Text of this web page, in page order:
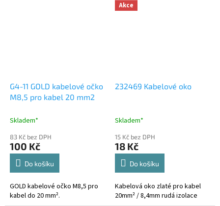
G4-11 GOLD kabelové očko
M8,5 pro kabel 20 mm2
Skladem*
83 Kč bez DPH
100 Kč
Do košíku
GOLD kabelové očko M8,5 pro
kabel do 20 mm².
Akce
232469 Kabelové oko
Skladem*
15 Kč bez DPH
18 Kč
Do košíku
Kabelová oko zlaté pro kabel
20mm² / 8,4mm rudá izolace